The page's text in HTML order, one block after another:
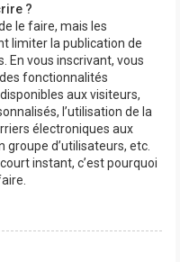
?
le faire, mais les
limiter la publication de
En vous inscrivant, vous
fonctionnalités
aux visiteurs,
l’utilisation de la
électroniques aux
groupe d’utilisateurs, etc.
instant, c’est pourquoi